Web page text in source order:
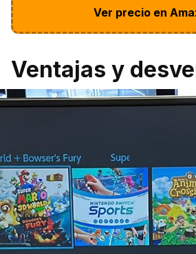
Ver precio en
Ventajas y